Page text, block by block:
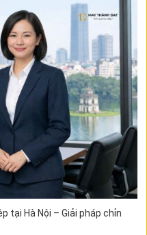
tại Hà Nội – Giải pháp chỉn